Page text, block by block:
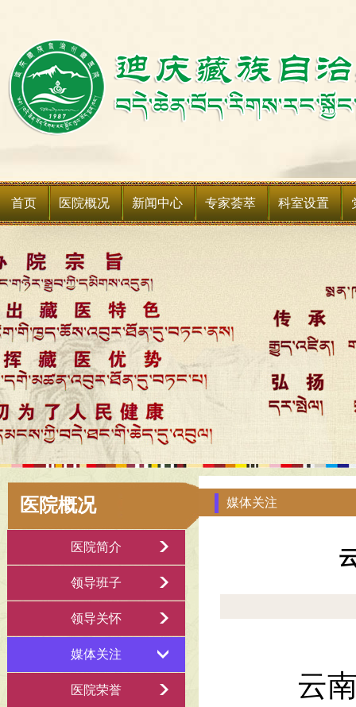
首页 医院概况
领导班子
领导关怀
媒体关注
医院荣誉
新闻中心
通知公告
专家荟萃 科室设置
医院概况
医院简介
领导班子
领导关怀
媒体关注
医院荣誉
媒体关注
云南